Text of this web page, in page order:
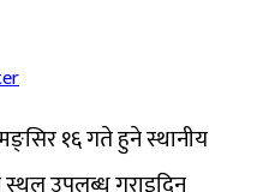
१६ गते हुने स्थानीय